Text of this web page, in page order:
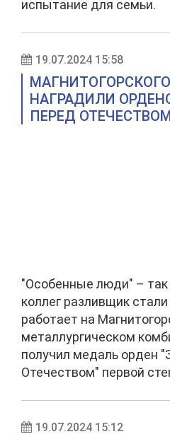
испытание для семьи.
19.07.2024 15:58
НАГРАДИЛИ
ПЕРЕД
"Особенные люди" – так
коллег разливщик
работает на
металлургическом
получил медаль орден
Отечеством" первой
19.07.2024 15:12